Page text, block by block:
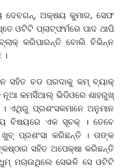
ଦେବଗନ୍‌, ଅକ୍ଷୟ କୁମାର, ସେଫ
ଓଟିଟି ପ୍ଲାଟ୍‌ଫର୍ମରେ ପାଦ ଥାପି
କରିପାରନ୍ତି ବୋଲି ବିଭିନ୍ନ
।
ସହିତ ବଡ ପରଦାକୁ କମ୍ ବ୍ୟାକ୍
ନୂଆ କମର୍ସିଆଲ୍ ଭିଡିଓରେ ଶାହରୁଖ୍
ଏଥିରୁ ପ୍ରଶଂସକମାନେ ଅନୁମାନ
ବିଷୟରେ ଏକ ସୂଚକ୍ । ତେବେ
ପ୍ରଶଂସା କରିଛନ୍ତି । ତାଙ୍କ
ସହିତ ଅପେକ୍ଷା କରିଛନ୍ତି
ମଚାଉଥିଲେ ସେଭଳି ସେ ଓଟିଟି